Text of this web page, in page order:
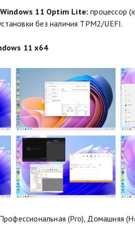
11 Optim Lite: процессор
без наличия TPM2/UEFI.
11 x64
(Pro), Домашняя